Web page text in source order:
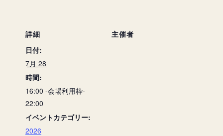
詳細
日付:
7月 28
時間:
16:00 -会場利用枠-
22:00
イベントカテゴリー:
2026
主催者